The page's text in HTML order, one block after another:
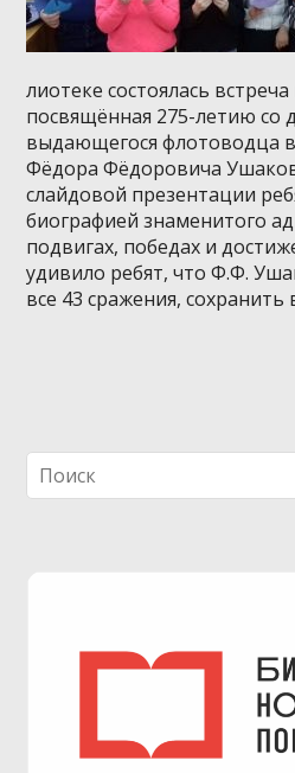
лиотеке состоялась
посвящённая 275-летию со
выдающегося флотоводца
Фёдора Фёдоровича
слайдовой презентации
биографией знаменитого
подвигах, победах и
удивило ребят, что Ф.Ф.
все 43 сражения, сохранить